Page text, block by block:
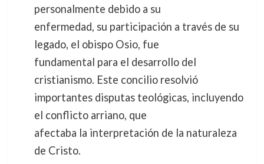
personalmente debido a su
enfermedad, su participación a través de su
legado, el obispo Osio, fue
fundamental para el desarrollo del
cristianismo. Este concilio resolvió
importantes disputas teológicas, incluyendo
el conflicto arriano, que
afectaba la interpretación de la naturaleza
de Cristo.